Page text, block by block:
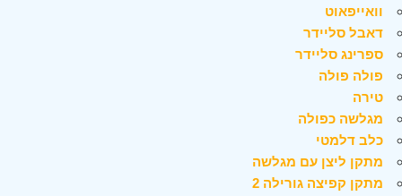
וואייפאוט
דאבל סליידר
ספרינג סליידר
פולה פולה
טירה
מגלשה כפולה
כלב דלמטי
מתקן ליצן עם מגלשה
מתקן קפיצה גורילה 2